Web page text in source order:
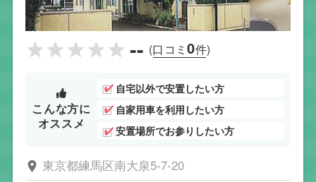
-- (口コミ0件)
こんな方に
オススメ
自宅以外で安置したい方
自家用車を利用したい方
安置場所でお参りしたい方
東京都練馬区南大泉5-7-20